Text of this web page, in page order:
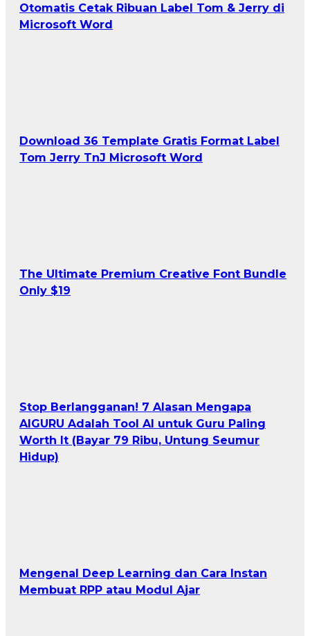
Otomatis Cetak Ribuan Label Tom & Jerry di
Microsoft Word
Download 36 Template Gratis Format Label
Tom Jerry TnJ Microsoft Word
The Ultimate Premium Creative Font Bundle
Only $19
Stop Berlangganan! 7 Alasan Mengapa
AIGURU Adalah Tool AI untuk Guru Paling
Worth It (Bayar 79 Ribu, Untung Seumur
Hidup)
Mengenal Deep Learning dan Cara Instan
Membuat RPP atau Modul Ajar